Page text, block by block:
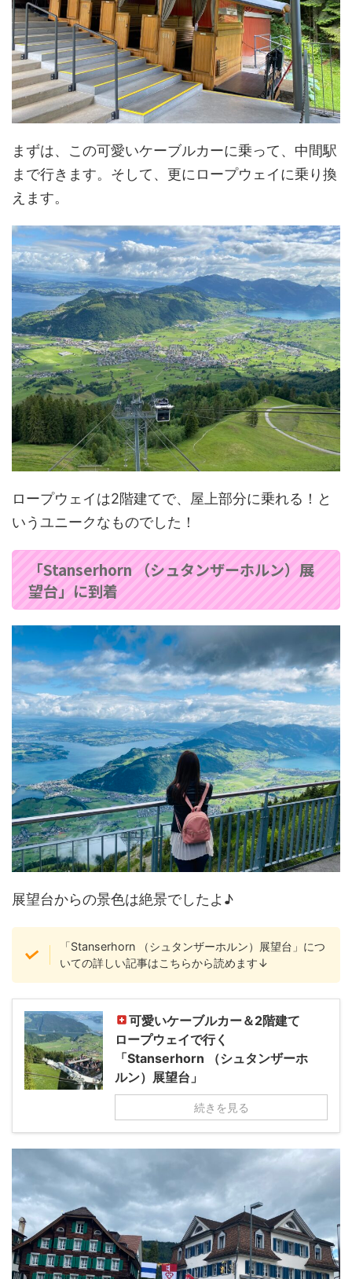
まずは、この可愛いケーブルカーに乗って、中間駅
まで行きます。そして、更にロープウェイに乗り換
えます。
ロープウェイは2階建てで、屋上部分に乗れる！と
いうユニークなものでした！
「Stanserhorn （シュタンザーホルン）展
望台」に到着
展望台からの景色は絶景でしたよ♪
「Stanserhorn （シュタンザーホルン）展望台」につ
いての詳しい記事はこちらから読めます↓
可愛いケーブルカー＆2階建て
ロープウェイで行く
「Stanserhorn （シュタンザーホ
ルン）展望台」
続きを見る